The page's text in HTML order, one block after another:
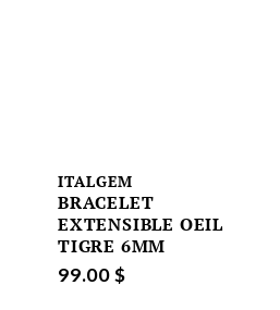
ITALGEM
BRACELET
EXTENSIBLE OEIL
TIGRE 6MM
99.00 $